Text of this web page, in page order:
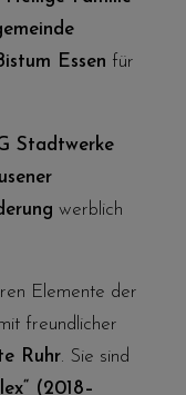
Essen für
Stadtwerke
werblich
Elemente der
freundlicher
Ruhr. Sie sind
(2018–